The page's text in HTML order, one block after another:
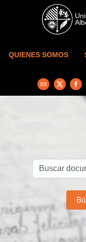
Skip to main content
QUIENES SOMOS